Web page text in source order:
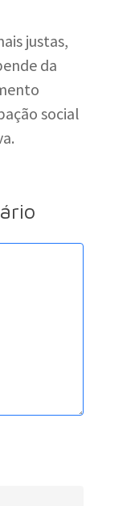
justas,
da
social